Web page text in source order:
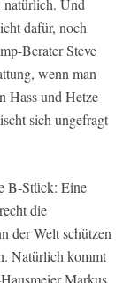
Und
dafür, noch
Berater Steve
wenn man
Hass und Hetze
sich ungefragt
B-Stück: Eine
die
der Welt schützen
Natürlich kommt